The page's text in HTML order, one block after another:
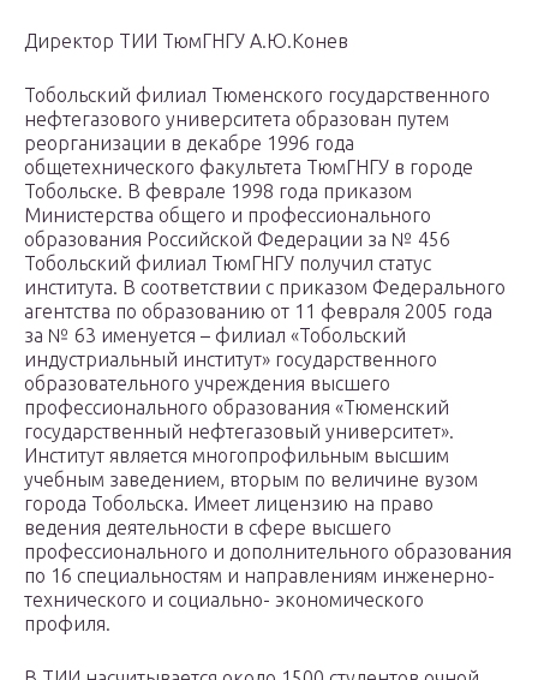
Директор ТИИ ТюмГНГУ А.Ю.Конев
Тобольский филиал Тюменского государственного
нефтегазового университета образован путем
реорганизации в декабре 1996 года
общетехнического факультета ТюмГНГУ в городе
Тобольске. В феврале 1998 года приказом
Министерства общего и профессионального
образования Российской Федерации за № 456
Тобольский филиал ТюмГНГУ получил статус
института. В соответствии с приказом Федерального
агентства по образованию от 11 февраля 2005 года
за № 63 именуется – филиал «Тобольский
индустриальный институт» государственного
образовательного учреждения высшего
профессионального образования «Тюменский
государственный нефтегазовый университет».
Институт является многопрофильным высшим
учебным заведением, вторым по величине вузом
города Тобольска. Имеет лицензию на право
ведения деятельности в сфере высшего
профессионального и дополнительного образования
по 16 специальностям и направлениям инженерно-
технического и социально- экономического
профиля.